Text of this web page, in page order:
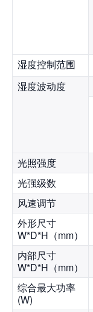
湿度控制范围
湿度波动度
光照强度
光强级数
风速调节
外形尺寸
W*D*H（mm）
内部尺寸
W*D*H（mm）
综合最大功率
(W)